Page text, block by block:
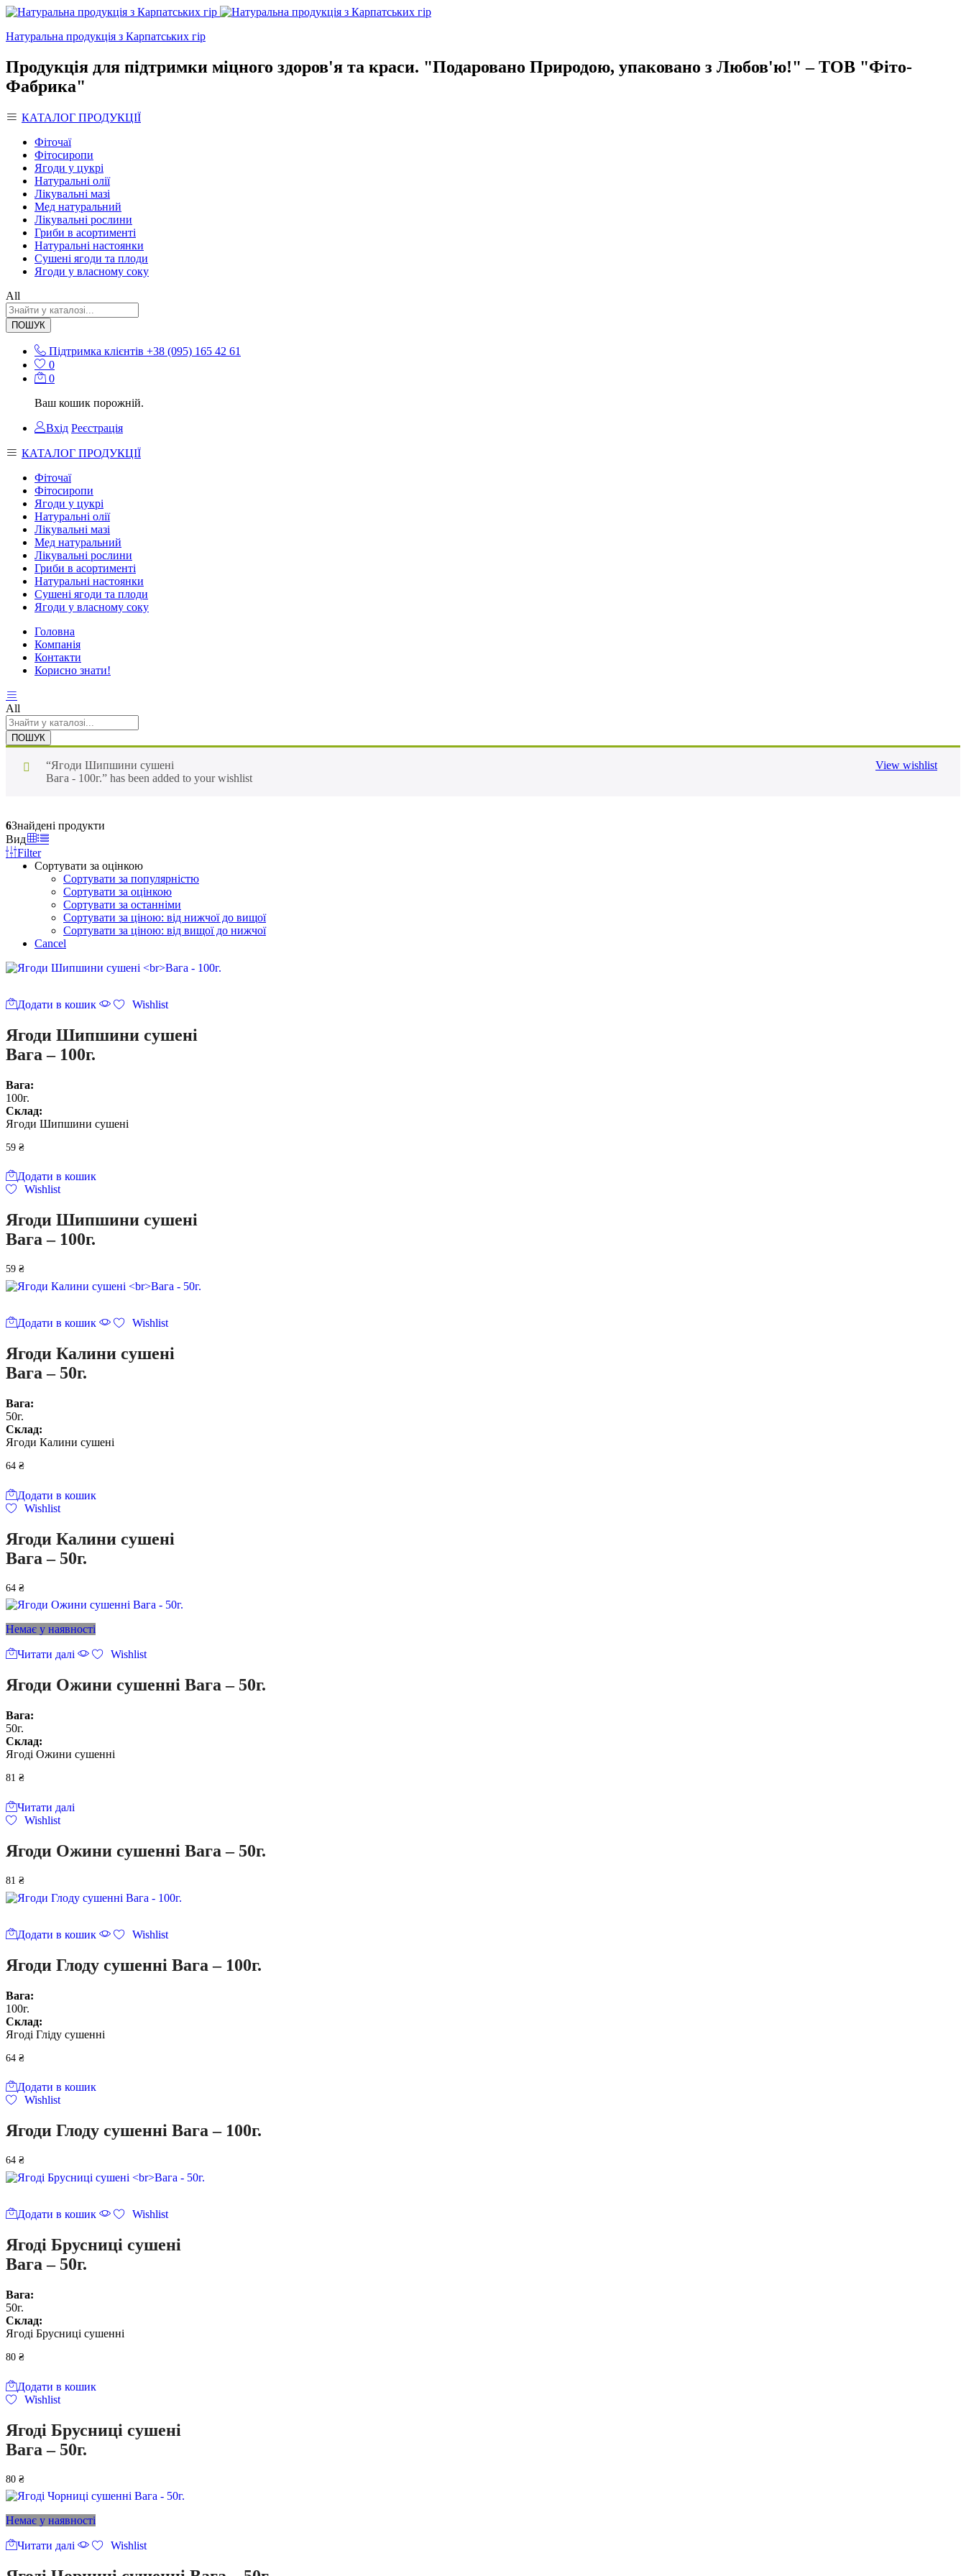
Натуральна продукція з Карпатських гір
Продукція для підтримки міцного здоров'я та краси. "Подаровано Природою, упаковано з Любов'ю!" – ТОВ "Фіто-
Фабрика"
КАТАЛОГ ПРОДУКЦІЇ
Фіточаї
Фітосиропи
Ягоди у цукрі
Натуральні олії
Лікувальні мазі
Мед натуральний
Лікувальні рослини
Гриби в асортименті
Натуральні настоянки
Сушені ягоди та плоди
Ягоди у власному соку
All
ПОШУК
Підтримка клієнтів +38 (095) 165 42 61
0
0
Ваш кошик порожній.
Вхід Реєстрація
КАТАЛОГ ПРОДУКЦІЇ
Фіточаї
Фітосиропи
Ягоди у цукрі
Натуральні олії
Лікувальні мазі
Мед натуральний
Лікувальні рослини
Гриби в асортименті
Натуральні настоянки
Сушені ягоди та плоди
Ягоди у власному соку
Головна
Компанія
Контакти
Корисно знати!
All
ПОШУК
View wishlist
“Ягоди Шипшини сушені
Вага - 100г.” has been added to your wishlist
6Знайдені продукти
Вид
Filter
Сортувати за оцінкою
Сортувати за популярністю
Сортувати за оцінкою
Сортувати за останніми
Сортувати за ціною: від нижчої до вищої
Сортувати за ціною: від вищої до нижчої
Cancel
Додати в кошик Wishlist
Ягоди Шипшини сушені
Вага – 100г.
Вага:
100г.
Склад:
Ягоди Шипшини сушені
59 ₴
Додати в кошик
Wishlist
Ягоди Шипшини сушені
Вага – 100г.
59 ₴
Додати в кошик Wishlist
Ягоди Калини сушені
Вага – 50г.
Вага:
50г.
Склад:
Ягоди Калини сушені
64 ₴
Додати в кошик
Wishlist
Ягоди Калини сушені
Вага – 50г.
64 ₴
Немає у наявності
Читати далі Wishlist
Ягоди Ожини сушенні Вага – 50г.
Вага:
50г.
Склад:
Ягоді Ожини сушенні
81 ₴
Читати далі
Wishlist
Ягоди Ожини сушенні Вага – 50г.
81 ₴
Додати в кошик Wishlist
Ягоди Глоду сушенні Вага – 100г.
Вага:
100г.
Склад:
Ягоді Гліду сушенні
64 ₴
Додати в кошик
Wishlist
Ягоди Глоду сушенні Вага – 100г.
64 ₴
Додати в кошик Wishlist
Ягоді Брусниці сушені
Вага – 50г.
Вага:
50г.
Склад:
Ягоді Брусниці сушенні
80 ₴
Додати в кошик
Wishlist
Ягоді Брусниці сушені
Вага – 50г.
80 ₴
Немає у наявності
Читати далі Wishlist